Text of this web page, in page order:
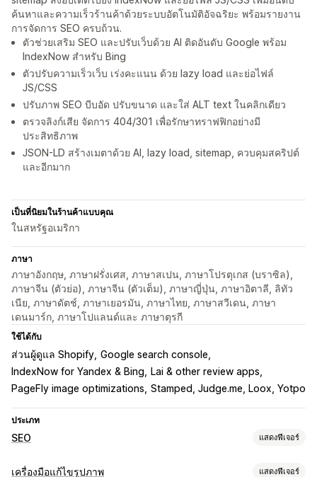
ค้นหาและความเร็วร้านค้าด้วยระบบอัตโนมัติอัจฉริยะ พร้อมรายงาน
การจัดการ SEO ครบถ้วน.
ตัวช่วยเสริม SEO และปรับเว็บด้วย AI ติดอันดับ Google พร้อม
IndexNow สำหรับ Bing
ตัวปรับความเร็วเว็บ เร่งคะแนน ด้วย lazy load และย่อไฟล์
JS/CSS
ปรับภาพ SEO บีบอัด ปรับขนาด และใส่ ALT text ในคลิกเดียว
ตรวจลิงก์เสีย จัดการ 404/301 เพื่อรักษาทราฟฟิกอย่างมี
ประสิทธิภาพ
JSON-LD สร้างเมตาด้วย AI, lazy load, sitemap, ควบคุมสคริปต์
และอีกมาก
เป็นที่นิยมในร้านค้าแบบคุณ
ในสหรัฐอเมริกา
ภาษา
ภาษาอังกฤษ, ภาษาฝรั่งเศส, ภาษาสเปน, ภาษาโปรตุเกส (บราซิล),
ภาษาจีน (ตัวย่อ), ภาษาจีน (ตัวเต็ม), ภาษาญี่ปุ่น, ภาษาอิตาลี, ลิทัว
เนีย, ภาษาดัตช์, ภาษาเยอรมัน, ภาษาไทย, ภาษาสวีเดน, ภาษา
เดนมาร์ก, ภาษาโปแลนด์และ ภาษาตุรกี
ใช้ได้กับ
ส่วนผู้ดูแล Shopify Google search console
IndexNow for Yandex & Bing
Lai & other review apps
PageFly image optimizations Stamped, Judge.me, Loox, Yotpo
ประเภท
SEO แสดงฟีเจอร์
เครื่องมือ SEO
เครื่องมือแก้ไขรูปภาพ แสดงฟีเจอร์